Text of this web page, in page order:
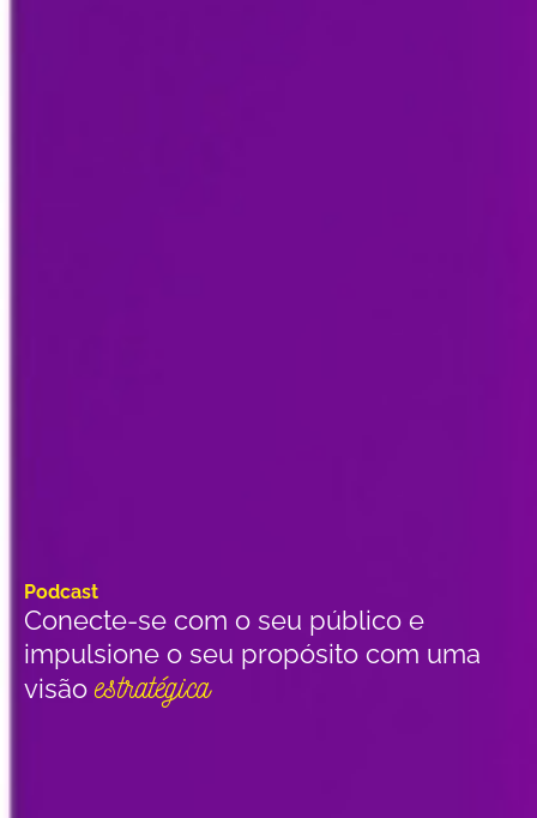
Podcast
Conecte-se com o seu público e
impulsione o seu propósito com uma
visãoestratégica